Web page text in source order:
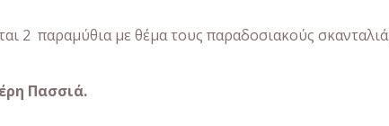
2 παραμύθια με θέμα τους παραδοσιακούς
Πασσιά.